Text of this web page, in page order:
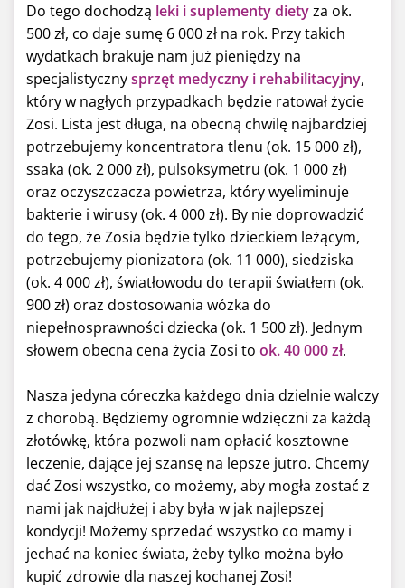
Do tego dochodzą leki isuplementy dietyza ok.
500 zł, co daje sumę 6 000 zł na rok. Przy takich
wydatkach brakuje nam już pieniędzy na
specjalistycznysprzęt medyczny i rehabilitacyjny,
który w nagłych przypadkach będzie ratował życie
Zosi. Lista jest długa, na obecną chwilę najbardziej
potrzebujemy koncentratora tlenu (ok. 15 000 zł),
ssaka (ok. 2 000 zł), pulsoksymetru (ok. 1 000 zł)
oraz oczyszczacza powietrza, który wyeliminuje
bakterie i wirusy (ok. 4 000 zł). By nie doprowadzić
do tego, że Zosia będzie tylko dzieckiem leżącym,
potrzebujemy pionizatora (ok. 11 000), siedziska
(ok. 4 000 zł), światłowodu do terapii światłem (ok.
900 zł) oraz dostosowania wózka do
niepełnosprawności dziecka (ok. 1 500 zł). Jednym
słowem obecna cena życia Zosi to ok. 40 000 zł.
Nasza jedyna córeczka każdego dnia dzielnie walczy
z chorobą. Będziemy ogromnie wdzięczni za każdą
złotówkę, która pozwoli nam opłacić kosztowne
leczenie, dające jej szansę na lepsze jutro. Chcemy
dać Zosi wszystko, co możemy, aby mogła zostać z
nami jak najdłużej i aby była w jak najlepszej
kondycji! Możemy sprzedać wszystko co mamy i
jechać na koniec świata, żeby tylko można było
kupić zdrowie dla naszej kochanej Zosi!